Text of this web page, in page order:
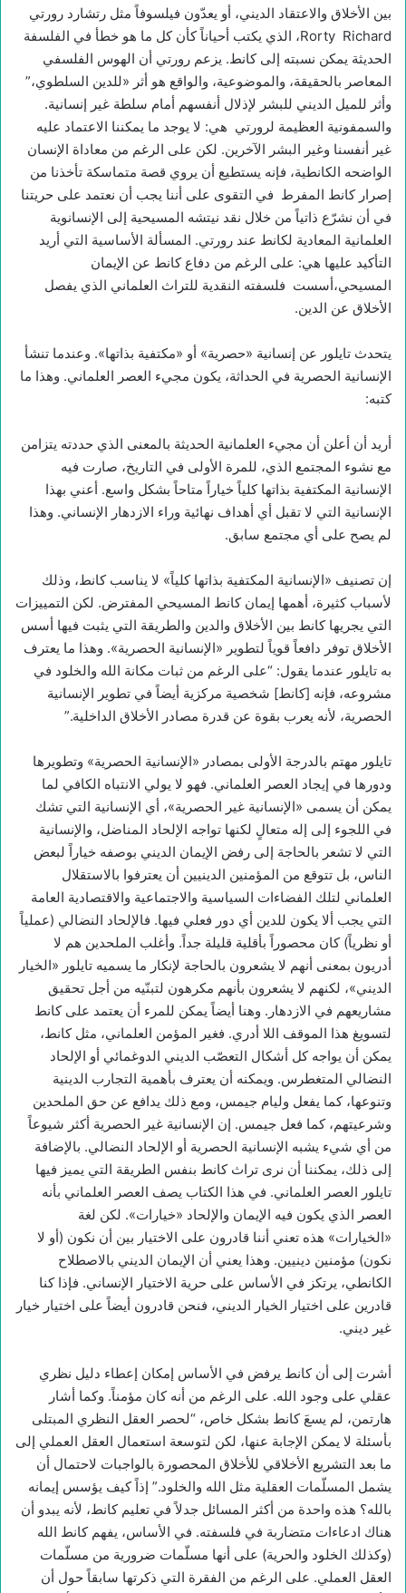
بين الأخلاق والاعتقاد الديني، أو يعدّون فيلسوفاً مثل رتشارد رورتي
Rorty Richard، الذي يكتب أحياناً كأن كل ما هو خطأ في الفلسفة
الحديثة يمكن نسبته إلى كانط. يزعم رورتي أن الهوس الفلسفي
المعاصر بالحقيقة، والموضوعية، والواقع هو أثر «للدين السلطوي،”
وأثر للميل الديني للبشر لإذلال أنفسهم أمام سلطة غير إنسانية.
والسمفونية العظيمة لرورتي هي: لا يوجد ما يمكننا الاعتماد عليه
غير أنفسنا وغير البشر الآخرين. لكن على الرغم من معاداة الإنسان
الواضحه الكانطية، فإنه يستطيع أن يروي قصة متماسكة تأخذنا من
إصرار كانط المفرط في التقوى على أننا يجب أن نعتمد على حريتنا
في أن نشرّع ذاتياً من خلال نقد نيتشه المسيحية إلى الإنسانوية
العلمانية المعادية لكانط عند رورتي. المسألة الأساسية التي أريد
التأكيد عليها هي: على الرغم من دفاع كانط عن الإيمان
المسيحي،أسست فلسفته النقدية للتراث العلماني الذي يفصل
الأخلاق عن الدين.
يتحدث تايلور عن إنسانية «حصرية» أو «مكتفية بذاتها». وعندما تنشأ
الإنسانية الحصرية في الحداثة، يكون مجيء العصر العلماني. وهذا ما
كتبه:
أريد أن أعلن أن مجيء العلمانية الحديثة بالمعنى الذي حددته يتزامن
مع نشوء المجتمع الذي، للمرة الأولى في التاريخ، صارت فيه
الإنسانية المكتفية بذاتها كلياً خياراً متاحاً بشكل واسع. أعني بهذا
الإنسانية التي لا تقبل أي أهداف نهائية وراء الازدهار الإنساني. وهذا
لم يصح على أي مجتمع سابق.
إن تصنيف «الإنسانية المكتفية بذاتها كلياً» لا يناسب كانط، وذلك
لأسباب كثيرة، أهمها إيمان كانط المسيحي المفترض. لكن التمييزات
التي يجريها كانط بين الأخلاق والدين والطريقة التي يثبت فيها أسس
الأخلاق توفر دافعاً قوياً لتطوير «الإنسانية الحصرية». وهذا ما يعترف
به تايلور عندما يقول: “على الرغم من ثبات مكانة الله والخلود في
مشروعه، فإنه [كانط] شخصية مركزية أيضاً في تطوير الإنسانية
الحصرية، لأنه يعرب بقوة عن قدرة مصادر الأخلاق الداخلية.”
تايلور مهتم بالدرجة الأولى بمصادر «الإنسانية الحصرية» وتطويرها
ودورها في إيجاد العصر العلماني. فهو لا يولي الانتباه الكافي لما
يمكن أن يسمى «الإنسانية غير الحصرية»، أي الإنسانية التي تشك
في اللجوء إلى إله متعالٍ لكنها تواجه الإلحاد المناضل، والإنسانية
التي لا تشعر بالحاجة إلى رفض الإيمان الديني بوصفه خياراً لبعض
الناس، بل تتوقع من المؤمنين الدينيين أن يعترفوا بالاستقلال
العلماني لتلك الفضاءات السياسية والاجتماعية والاقتصادية العامة
التي يجب ألا يكون للدين أي دور فعلي فيها. فالإلحاد النضالي (عملياً
أو نظرياً) كان محصوراً بأقلية قليلة جداً. وأغلب الملحدين هم لا
أدريون بمعنى أنهم لا يشعرون بالحاجة لإنكار ما يسميه تايلور «الخيار
الديني»، لكنهم لا يشعرون بأنهم مكرهون لتبنّيه من أجل تحقيق
مشاريعهم في الازدهار. وهنا أيضاً يمكن للمرء أن يعتمد على كانط
لتسويغ هذا الموقف اللا أدري. فغير المؤمن العلماني، مثل كانط،
يمكن أن يواجه كل أشكال التعصّب الديني الدوغمائي أو الإلحاد
النضالي المتغطرس. ويمكنه أن يعترف بأهمية التجارب الدينية
وتنوعها، كما يفعل وليام جيمس، ومع ذلك يدافع عن حق الملحدين
وشرعيتهم، كما فعل جيمس. إن الإنسانية غير الحصرية أكثر شيوعاً
من أي شيء يشبه الإنسانية الحصرية أو الإلحاد النضالي. بالإضافة
إلى ذلك، يمكننا أن نرى تراث كانط بنفس الطريقة التي يميز فيها
تايلور العصر العلماني. في هذا الكتاب يصف العصر العلماني بأنه
العصر الذي يكون فيه الإيمان والإلحاد «خيارات». لكن لغة
«الخيارات» هذه تعني أننا قادرون على الاختيار بين أن نكون (أو لا
نكون) مؤمنين دينيين. وهذا يعني أن الإيمان الديني بالاصطلاح
الكانطي، يرتكز في الأساس على حرية الاختيار الإنساني. فإذا كنا
قادرين على اختيار الخيار الديني، فنحن قادرون أيضاً على اختيار خيار
غير ديني.
أشرت إلى أن كانط يرفض في الأساس إمكان إعطاء دليل نظري
عقلي على وجود الله. على الرغم من أنه كان مؤمناً. وكما أشار
هارتمن، لم يسعَ كانط بشكل خاص، “لحصر العقل النظري المبتلى
بأسئلة لا يمكن الإجابة عنها، لكن لتوسعة استعمال العقل العملي إلى
ما بعد التشريع الأخلاقي للأخلاق المحصورة بالواجبات لاحتمال أن
يشمل المسلّمات العقلية مثل الله والخلود.” إذاً كيف يؤسس إيمانه
بالله؟ هذه واحدة من أكثر المسائل جدلاً في تعليم كانط، لأنه يبدو أن
هناك ادعاءات متضاربة في فلسفته. في الأساس، يفهم كانط الله
(وكذلك الخلود والحرية) على أنها مسلّمات ضرورية من مسلّمات
العقل العملي. على الرغم من الفقرة التي ذكرتها سابقاً حول أن